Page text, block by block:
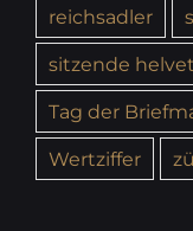
reichsadler
sitzende
Tag der
Wertziffer